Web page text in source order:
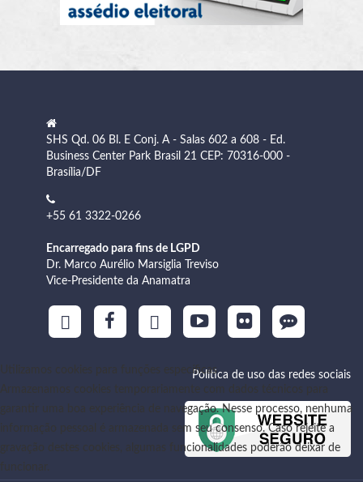
SHS Qd. 06 Bl. E Conj. A - Salas 602 a 608 - Ed.
Business Center Park Brasil 21 CEP: 70316-000 -
Brasília/DF
+55 61 3322-0266
Encarregado para fins de LGPD
Dr. Marco Aurélio Marsiglia Treviso
Vice-Presidente da Anamatra
Política de uso das redes sociais
Utilizamos cookies para funções específicas
Armazenamos cookies temporariamente com dados técnicos para
garantir uma boa experiência de navegação. Nesse processo, nenhuma
informação pessoal é armazenada sem seu consenso. Caso rejeite a
gravação destes cookies, algumas funcionalidades poderão deixar de
funcionar.